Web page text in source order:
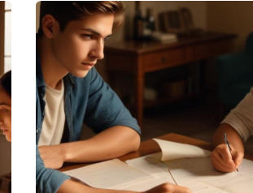
que ascienden a 3,000 euros.
al heredar una vivienda es esencial
de herencia?
de Sucesiones es de seis meses a partir